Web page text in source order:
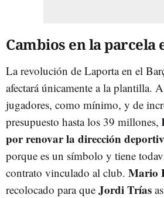
Cambios en la parcela
La revolución de Laporta en el
afectará únicamente a la plantilla.
jugadores, como mínimo, y de
presupuesto hasta los 39 millones,
por renovar la dirección
porque es un símbolo y tiene
contrato vinculado al club. Mario
recolocado para que JordiTrías